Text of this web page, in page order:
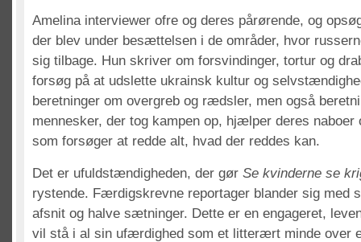
Amelina interviewer ofre og deres pårørende, og
der blev under besættelsen i de områder, hvor
sig tilbage. Hun skriver om forsvindinger, tortur og
forsøg på at udslette ukrainsk kultur og
beretninger om overgreb og rædsler, men også
mennesker, der tog kampen op, hjælper deres
som forsøger at redde alt, hvad der reddes kan.
Det er ufuldstændigheden, der gør Se kvinderne se
rystende. Færdigskrevne reportager blander sig med
afsnit og halve sætninger. Dette er en engageret,
vil stå i al sin ufærdighed som et litterært minde over